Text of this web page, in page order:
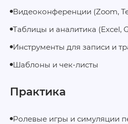
Видеоконференции (Zoom,
Таблицы и аналитика (Excel,
Инструменты для записи и
Шаблоны и чек-листы
Практика
Ролевые игры и симуляции